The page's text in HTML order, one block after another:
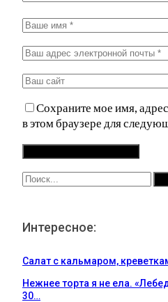
Сохраните мое имя,
в этом браузере для
Интересное:
Салат с кальмаром,
Нежнее торта я не ела.
30…